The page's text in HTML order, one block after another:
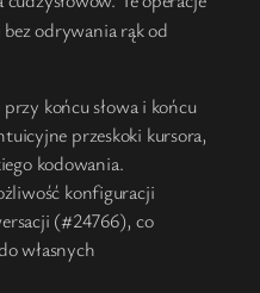
odrywania rąk od
końcu słowa i końcu
przeskoki kursora,
kodowania.
konfiguracji
(#24766), co
własnych